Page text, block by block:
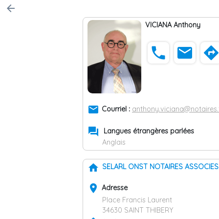
arrow_back
VICIANA Anthony
phone email directions
email Courriel :
forum
Langues étrangères parlées
Anglais
home SELARL ONST NOTAIRES ASSOCIES
place Adresse
Place Francis Laurent
34630 SAINT THIBERY